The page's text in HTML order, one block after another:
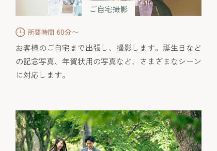
ご自宅撮影
所要時間 60分〜
お客様のご自宅まで出張し、撮影します。誕生日など
の記念写真、年賀状用の写真など、さまざまなシーン
に対応します。